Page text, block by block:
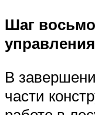
Шаг
управления
В
части